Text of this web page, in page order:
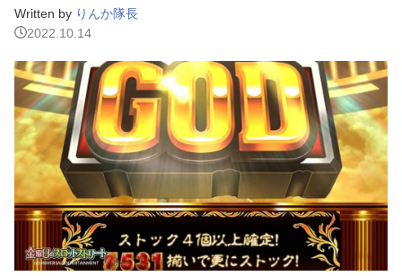
Written by りんか隊長
2022.10.14